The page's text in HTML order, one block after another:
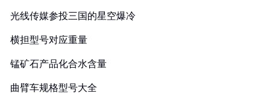
光线传媒参投三国的星空爆冷
横担型号对应重量
锰矿石产品化合水含量
曲臂车规格型号大全